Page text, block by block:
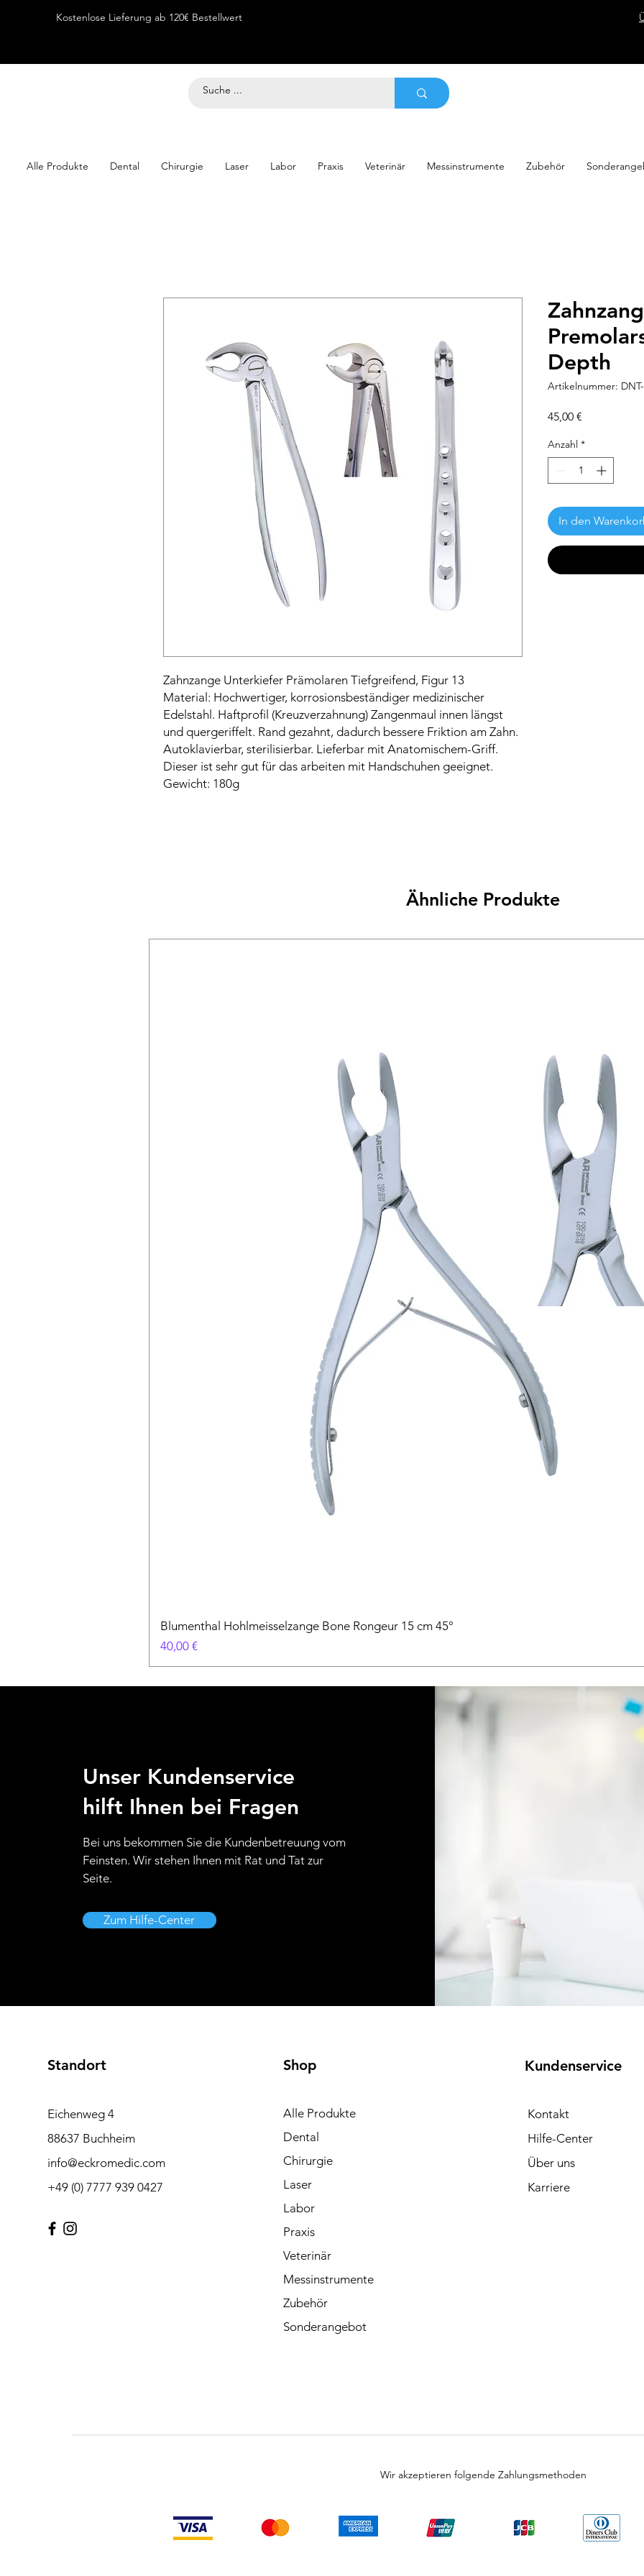
Kostenlose Lieferung ab 120€ Bestellwert
Alle Produkte Dental Chirurgie Laser Labor Praxis Veterinär Messinstrumente Zubehör
Zahnzange Unterkiefer Prämolaren Tiefgreifend, Figur 13
Material: Hochwertiger, korrosionsbeständiger medizinischer
Edelstahl. Haftprofil (Kreuzverzahnung) Zangenmaul innen längst
und quergeriffelt. Rand gezahnt, dadurch bessere Friktion am Zahn.
Autoklavierbar, sterilisierbar. Lieferbar mit Anatomischem-Griff.
Dieser ist sehr gut für das arbeiten mit Handschuhen geeignet.
Gewicht: 180g
Depth
Artikelnummer:
45,00 €
Anzahl *
In den
Ähnliche Produkte
Blumenthal Hohlmeisselzange Bone Rongeur 15 cm 45°
Preis
40,00 €
Unser Kundenservice
hilft Ihnen bei Fragen
Bei uns bekommen Sie die Kundenbetreuung vom
Feinsten. Wir stehen Ihnen mit Rat und Tat zur
Seite.
Zum Hilfe-Center
Standort
Eichenweg 4
88637 Buchheim
info@eckromedic.com
+49 (0) 7777 939 0427
Shop
Alle Produkte
Dental
Chirurgie
Laser
Labor
Praxis
Veterinär
Messinstrumente
Zubehör
Sonderangebot
Kundenservice
Kontakt
Hilfe-Center
Über uns
Karriere
Wir akzeptieren folgende Zahlungsmethoden